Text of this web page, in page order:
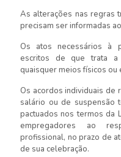
As alterações nas regras
precisam ser informadas
Os atos necessários à
escritos de que trata
quaisquer meios físicos ou
Os acordos individuais de
salário ou de suspensão
pactuados nos termos da
empregadores ao
profissional, no prazo de
de sua celebração.